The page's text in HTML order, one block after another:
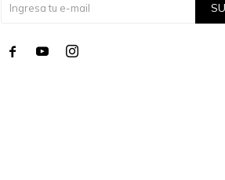
  